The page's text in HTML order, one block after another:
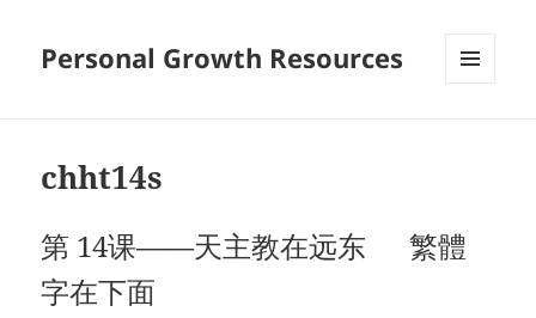
Personal Growth Resources
chht14s
第 14课——天主教在远东 繁體
字在下面